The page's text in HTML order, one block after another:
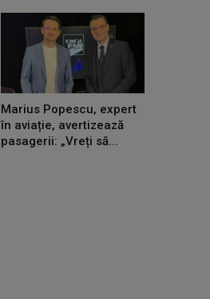
Marius Popescu, expert
în aviație, avertizează
pasagerii: „Vreți să...